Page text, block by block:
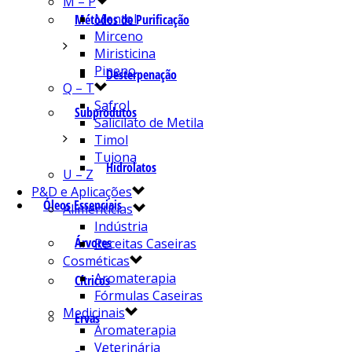
Métodos de Purificação
Desterpenação
Subprodutos
Hidrolatos
Óleos Essenciais
Árvores
Cítricos
Ervas
Mentol
Mirceno
Miristicina
Pineno
Q – T
Safrol
Salicilato de Metila
Timol
Tujona
U – Z
P&D e Aplicações
Alimentícias
Indústria
Receitas Caseiras
Cosméticas
Aromaterapia
Fórmulas Caseiras
Medicinais
Aromaterapia
Veterinária